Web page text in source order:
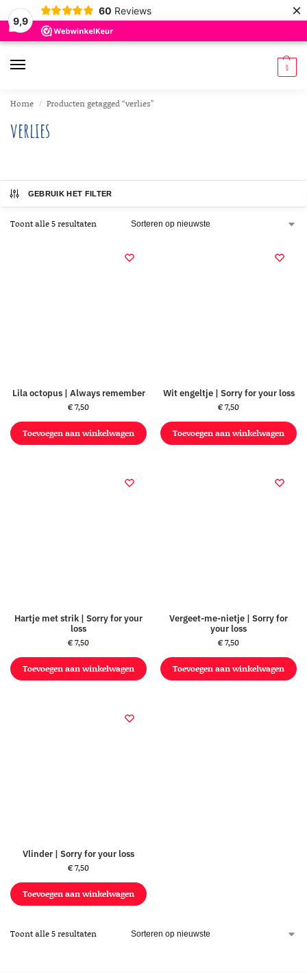
9,9
60 Reviews ×
0
Home / Producten getagged “verlies”
verlies
GEBRUIK HET FILTER
Toont alle 5 resultaten
Lila octopus | Always remember
€7,50
Toevoegen aan winkelwagen
Wit engeltje | Sorry for your loss
€7,50
Toevoegen aan winkelwagen
Hartje met strik | Sorry for your
loss
€7,50
Toevoegen aan winkelwagen
Vergeet-me-nietje | Sorry for
your loss
€7,50
Toevoegen aan winkelwagen
Vlinder | Sorry for your loss
€7,50
Toevoegen aan winkelwagen
Toont alle 5 resultaten